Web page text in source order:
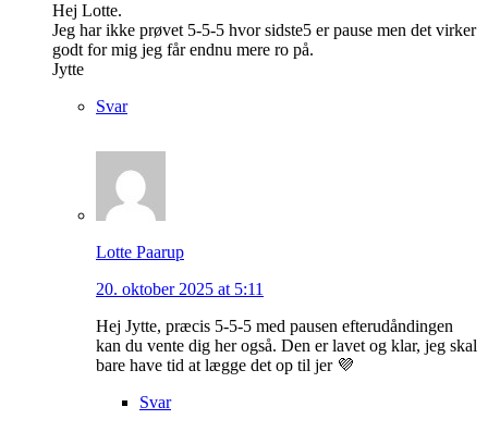
Hej Lotte.
Jeg har ikke prøvet 5-5-5 hvor sidste5 er pause men det virker
godt for mig jeg får endnu mere ro på.
Jytte
Svar
Lotte Paarup
20. oktober 2025 at 5:11
Hej Jytte, præcis 5-5-5 med pausen efterudåndingen
kan du vente dig her også. Den er lavet og klar, jeg skal
bare have tid at lægge det op til jer 💜
Svar